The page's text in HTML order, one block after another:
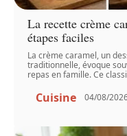
La recette crème
étapes faciles
La crème caramel, un
traditionnelle, évoque
repas en famille. Ce
Cuisine 04/08/